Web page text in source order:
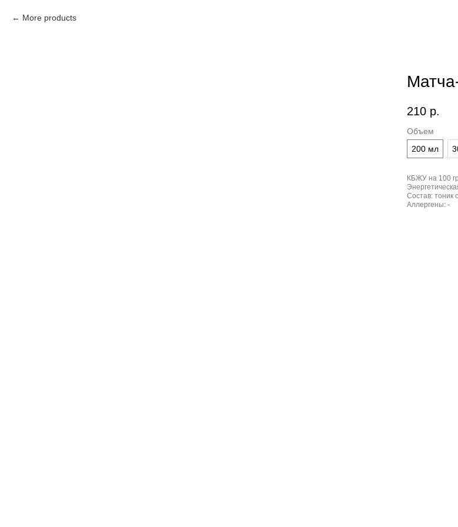
More products
210 р.
Объем
200 мл
КБЖУ на 100
Состав: тоник
Аллергены: -